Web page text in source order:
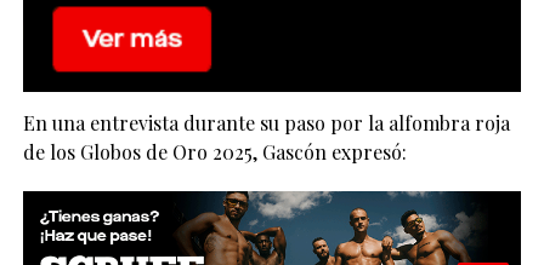
En una entrevista durante su paso por la alfombra roja
de los Globos de Oro 2025, Gascón expresó: